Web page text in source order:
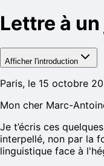
Lettre à
Afficher l'introduction
Paris, le 15 octobre
Mon cher Marc-
Je t’écris ces
interpellé, non par la
linguistique face à